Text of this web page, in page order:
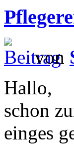
von
Hallo,
schon
einges